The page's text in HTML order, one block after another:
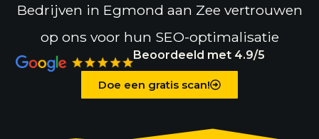
Bedrijven in Egmond aan Zee vertrouwen
op ons voor hun SEO-optimalisatie
Beoordeeld met 4.9/5
Doe een gratis scan!